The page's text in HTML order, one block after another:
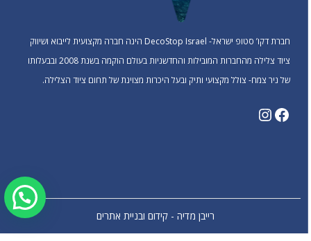
חברת דקו’ סטופ ישראל- DecoStop Israel הינה חברה מקצועית לייבוא ושיווק
ציוד צלילה מהחברות המובילות והחדשניות בעולם הוקמה בשנת 2008 ובבעלותו
של ניר צמח- צולל מקצועי ותיק ובעל היכרות מצוינת של תחום ציוד הצלילה.
רייבן מדיה - קידום ובניית אתרים